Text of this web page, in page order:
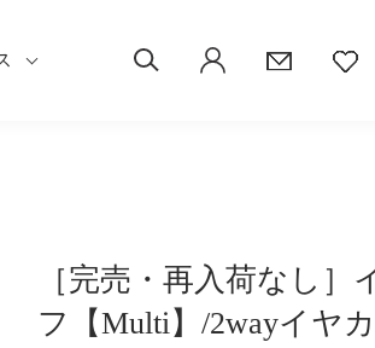
［完売・再入荷なし］
フ【Multi】/2wayイヤ